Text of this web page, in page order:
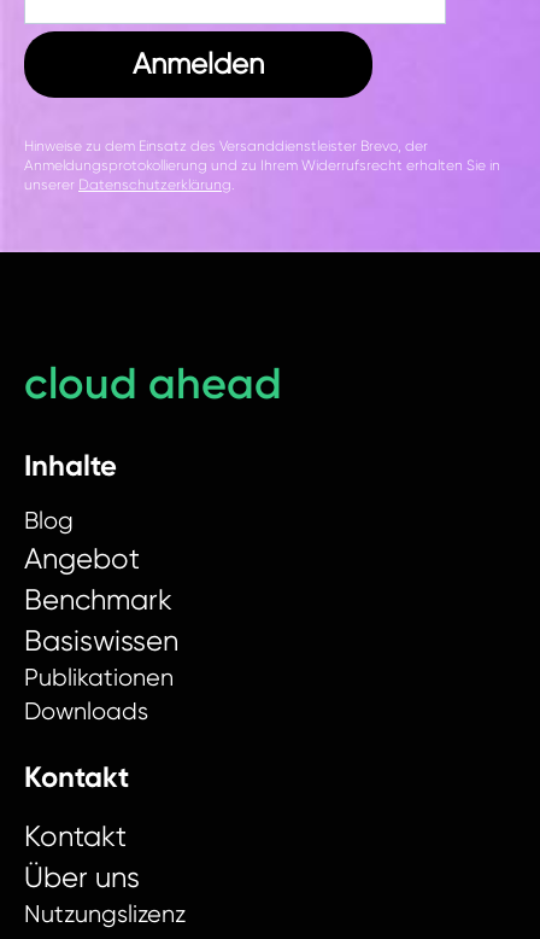
Anmelden
Hinweise zu dem Einsatz des Versanddienstleister Brevo, der
Anmeldungsprotokollierung und zu Ihrem Widerrufsrecht erhalten Sie in
unserer Datenschutzerklärung.
cloud ahead
Inhalte
Blog
Angebot
Benchmark
Basiswissen
Publikationen
Downloads
Kontakt
Kontakt
Über uns
Nutzungslizenz